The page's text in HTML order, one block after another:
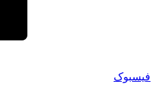
فیسبوک